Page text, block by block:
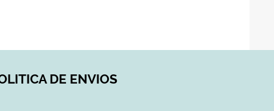
DE ENVIOS